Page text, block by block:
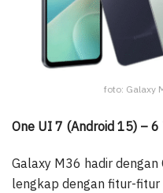
foto: Galaxy
One UI 7 (Android 15) –
Galaxy M36 hadir
lengkap dengan fitur-fitur